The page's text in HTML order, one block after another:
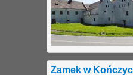
Zamek w